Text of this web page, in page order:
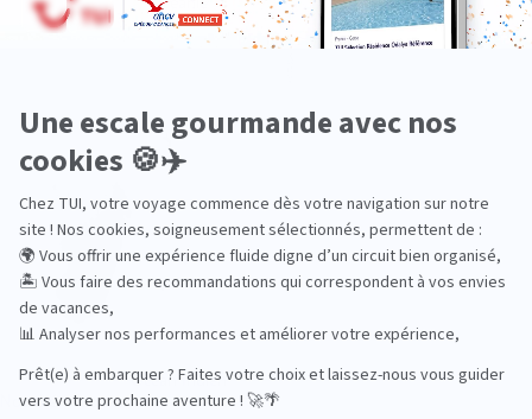
Océan Indien
Nos thématiques